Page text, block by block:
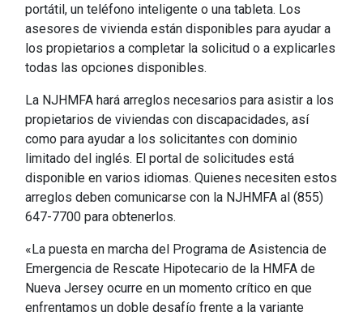
portátil, un teléfono inteligente o una tableta. Los
asesores de vivienda están disponibles para ayudar a
los propietarios a completar la solicitud o a explicarles
todas las opciones disponibles.
La NJHMFA hará arreglos necesarios para asistir a los
propietarios de viviendas con discapacidades, así
como para ayudar a los solicitantes con dominio
limitado del inglés. El portal de solicitudes está
disponible en varios idiomas. Quienes necesiten estos
arreglos deben comunicarse con la NJHMFA al (855)
647-7700 para obtenerlos.
«La puesta en marcha del Programa de Asistencia de
Emergencia de Rescate Hipotecario de la HMFA de
Nueva Jersey ocurre en un momento crítico en que
enfrentamos un doble desafío frente a la variante